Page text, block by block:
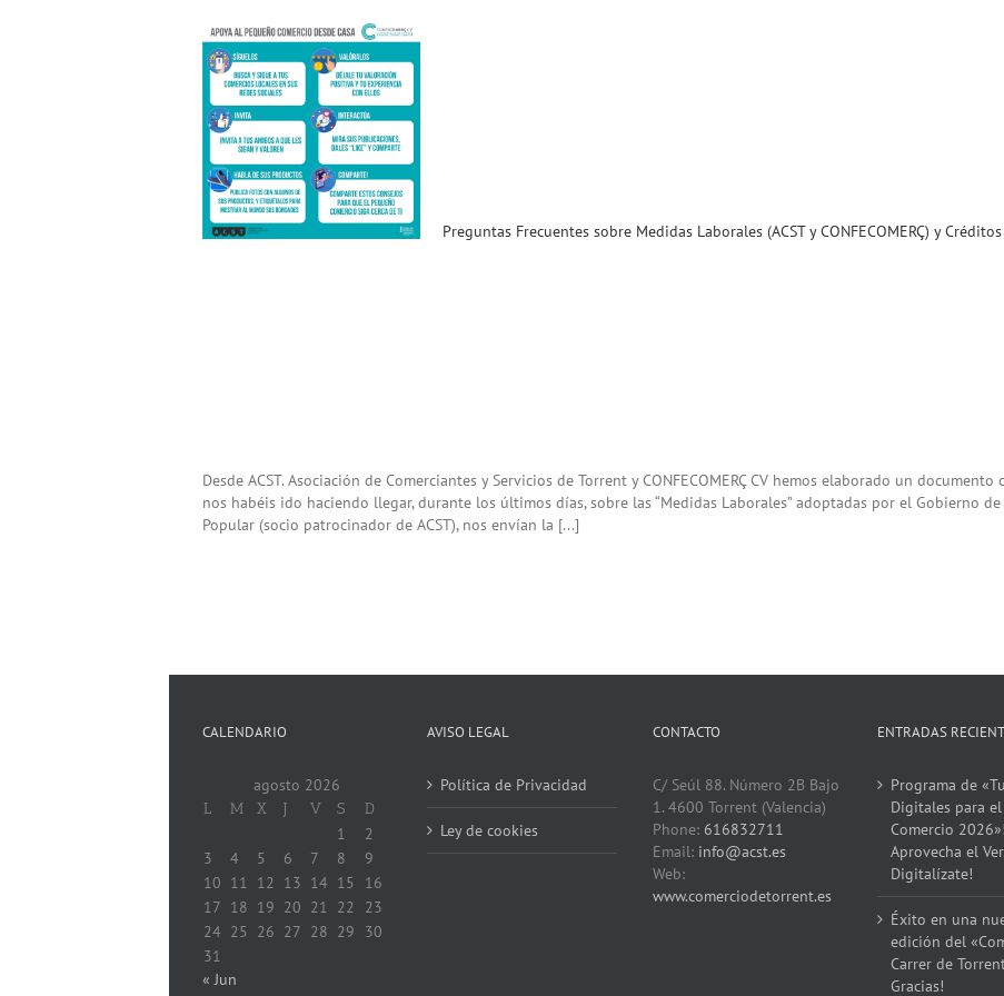
Preguntas Frecuentes sobre Medidas Laborales (ACST y CONFECOMERÇ) y
Desde ACST. Asociación de Comerciantes y Servicios de Torrent y CONFECOMERÇ CV hemos elaborado un documento
nos habéis ido haciendo llegar, durante los últimos días, sobre las “Medidas Laborales” adoptadas por el Gobierno
Popular (socio patrocinador de ACST), nos envían la [...]
CALENDARIO
agosto 2026
L M X J V S D
1
2
3
4 5 6 7 8
9
10 11 12 13 14 15
16
17 18 19 20 21 22
23
24 25 26 27 28 29
30
31
« Jun
AVISO LEGAL
Política de Privacidad
Ley de cookies
CONTACTO
C/ Seúl 88. Número 2B Bajo
1. 4600 Torrent (Valencia)
Phone: 616832711
Email: info@acst.es
Web:
www.comerciodetorrent.es
ENTRADAS
Programa de
Digitales para el
Comercio 2026»!
Aprovecha el
Digitalízate!
Éxito en una
edición del
Carrer de
Gracias!